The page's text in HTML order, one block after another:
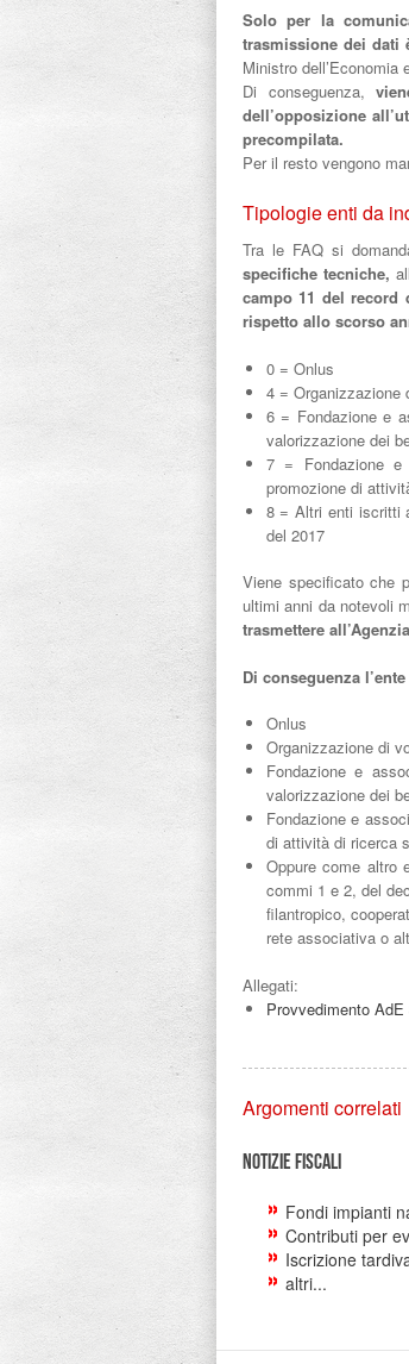
Solo per la
trasmissione dei dati
Ministro dell’Economia
Di conseguenza,
dell’opposizione
precompilata.
Per il resto vengono
Tipologie enti da
Tra le FAQ si
specifiche tecniche,
campo 11 del record
rispetto allo scorso
0 = Onlus
4 = Organizzazione
6 = Fondazione e
valorizzazione dei
7 = Fondazione e
promozione di
8 = Altri enti iscritti
del 2017
Viene specificato che
ultimi anni da notevoli
trasmettere
Di conseguenza
Onlus
Organizzazione di
Fondazione e
valorizzazione dei
Fondazione e
di attività di ricerca
Oppure come altro
commi 1 e 2, del
filantropico,
rete associativa o
Allegati:
Provvedimento
Argomenti correlati
Notizie Fiscali
Fondi impianti
Contributi per
Iscrizione
altri...